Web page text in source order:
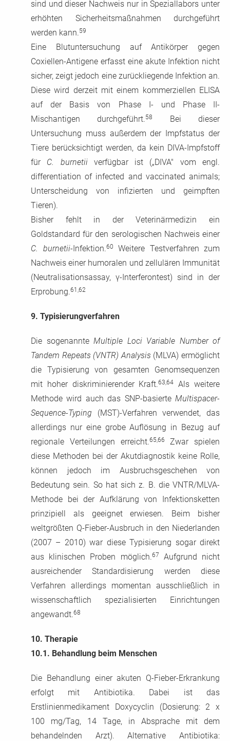
sind und dieser Nachweis nur in Speziallabors unter
erhöhten Sicherheitsmaßnahmen durchgeführt
werden kann. 59
Eine Blutuntersuchung auf Antikörper gegen
Coxiellen-Antigene erfasst eine akute Infektion nicht
sicher, zeigt jedoch eine zurückliegende Infektion an.
Diese wird derzeit mit einem kommerziellen ELISA
auf der Basis von Phase I- und Phase II-
Mischantigen durchgeführt. 58
Bei dieser
Untersuchung muss außerdem der Impfstatus der
Tiere berücksichtigt werden, da kein DIVA-Impfstoff
für C. burnetiiverfügbar ist („DIVA" vom engl.
differentiation of infected and vaccinated animals;
Unterscheidung von infizierten und geimpften
Tieren).
Bisher fehlt in der Veterinärmedizin ein
Goldstandard für den serologischen Nachweis einer
C. burnetii-Infektion.60
Weitere Testverfahren zum
Nachweis einer humoralen und zellulären Immunität
(Neutralisationsassay, γ-Interferontest) sind in der
Erprobung.61,62
9. Typisierungverfahren
Die sogenannte Multiple Loci Variable Number of
Tandem Repeats (VNTR) Analysis (MLVA) ermöglicht
die Typisierung von gesamten Genomsequenzen
mit hoher diskriminierender Kraft.63,64
Als weitere
Methode wird auch das SNP-basierte Multispacer-
Sequence-Typing (MST)-Verfahren verwendet, das
allerdings nur eine grobe Auflösung in Bezug auf
regionale Verteilungen erreicht.65,66
Zwar spielen
diese Methoden bei der Akutdiagnostik keine Rolle,
können jedoch im Ausbruchsgeschehen von
Bedeutung sein. So hat sich z. B. die VNTR/MLVA-
Methode bei der Aufklärung von Infektionsketten
prinzipiell als geeignet erwiesen. Beim bisher
weltgrößten Q-Fieber-Ausbruch in den Niederlanden
(2007 – 2010) war diese Typisierung sogar direkt
aus klinischen Proben möglich.67
Aufgrund nicht
ausreichender Standardisierung werden diese
Verfahren allerdings momentan ausschließlich in
wissenschaftlich spezialisierten Einrichtungen
angewandt.68
10. Therapie
10.1. Behandlung beim Menschen
Die Behandlung einer akuten Q-Fieber-Erkrankung
erfolgt mit Antibiotika. Dabei ist das
Erstlinienmedikament Doxycyclin (Dosierung: 2 x
100 mg/Tag, 14 Tage, in Absprache mit dem
behandelnden Arzt). Alternative Antibiotika: